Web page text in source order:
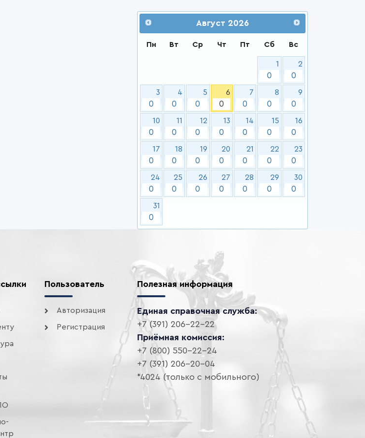
Август 2026
Пн Вт Ср Чт Пт Сб Вс
1
0
2
0
3
0
4
0
5
0
6
0
7
0
8
0
9
0
10
0
11
0
12
0
13
0
14
0
15
0
16
0
17
0
18
0
19
0
20
0
21
0
22
0
23
0
24
0
25
0
26
0
27
0
28
0
29
0
30
0
31
0
Пользователь
Авторизация
Регистрация
Полезная информация
Единая справочная служба:
+7 (391) 206-22-22
Приёмная комиссия:
+7 (800) 550-22-24
+7 (391) 206-20-04
*4024 (только с мобильного)